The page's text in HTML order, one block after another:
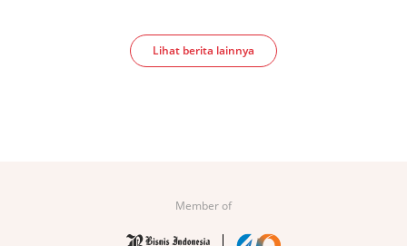
Lihat berita lainnya
Member of